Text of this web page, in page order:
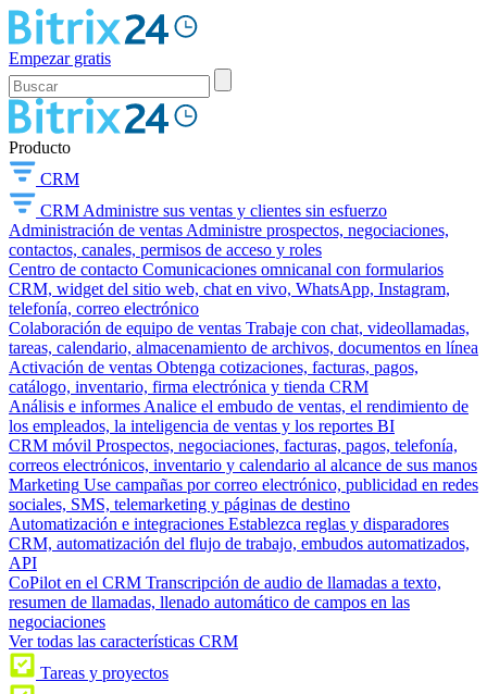
Empezar gratis
Producto
CRM
CRM Administre sus ventas y clientes sin esfuerzo
Administración de ventas Administre prospectos, negociaciones,
contactos, canales, permisos de acceso y roles
Centro de contacto Comunicaciones omnicanal con formularios
CRM, widget del sitio web, chat en vivo, WhatsApp, Instagram,
telefonía, correo electrónico
Colaboración de equipo de ventas Trabaje con chat, videollamadas,
tareas, calendario, almacenamiento de archivos, documentos en línea
Activación de ventas Obtenga cotizaciones, facturas, pagos,
catálogo, inventario, firma electrónica y tienda CRM
Análisis e informes Analice el embudo de ventas, el rendimiento de
los empleados, la inteligencia de ventas y los reportes BI
CRM móvil Prospectos, negociaciones, facturas, pagos, telefonía,
correos electrónicos, inventario y calendario al alcance de sus manos
Marketing Use campañas por correo electrónico, publicidad en redes
sociales, SMS, telemarketing y páginas de destino
Automatización e integraciones Establezca reglas y disparadores
CRM, automatización del flujo de trabajo, embudos automatizados,
API
CoPilot en el CRM Transcripción de audio de llamadas a texto,
resumen de llamadas, llenado automático de campos en las
negociaciones
Ver todas las características CRM
Tareas y proyectos